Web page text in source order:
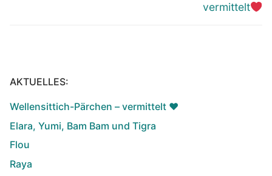
vermittelt
AKTUELLES:
Wellensittich-Pärchen – vermittelt ♥️
Elara, Yumi, Bam Bam und Tigra
Flou
Raya